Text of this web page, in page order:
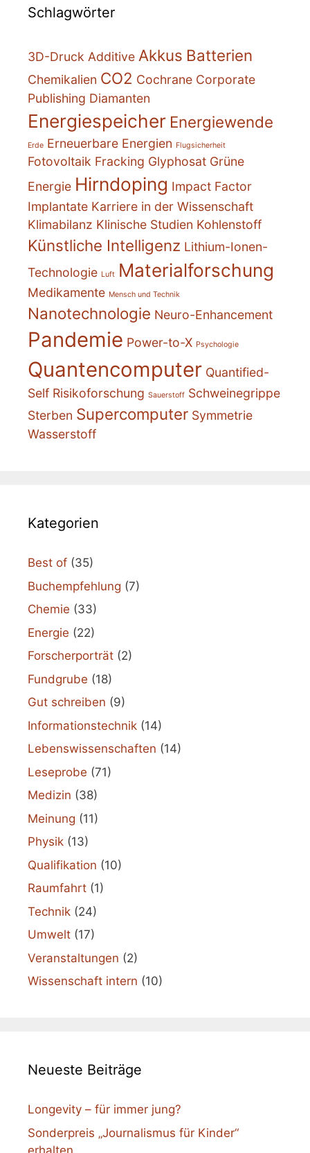
Schlagwörter
3D-Druck Additive Akkus Batterien
Chemikalien CO2 Cochrane Corporate
Publishing Diamanten
Energiespeicher Energiewende
Erde Erneuerbare Energien Flugsicherheit
Fotovoltaik Fracking Glyphosat Grüne
Energie Hirndoping Impact Factor
Implantate Karriere in der Wissenschaft
Klimabilanz Klinische Studien Kohlenstoff
Künstliche Intelligenz Lithium-Ionen-
Technologie Luft Materialforschung
Medikamente Mensch und Technik
Nanotechnologie Neuro-Enhancement
Pandemie Power-to-X Psychologie
Quantencomputer Quantified-
Self Risikoforschung Sauerstoff Schweinegrippe
Sterben Supercomputer Symmetrie
Wasserstoff
Kategorien
Best of (35)
Buchempfehlung (7)
Chemie (33)
Energie (22)
Forscherporträt (2)
Fundgrube (18)
Gut schreiben (9)
Informationstechnik (14)
Lebenswissenschaften (14)
Leseprobe (71)
Medizin (38)
Meinung (11)
Physik (13)
Qualifikation (10)
Raumfahrt (1)
Technik (24)
Umwelt (17)
Veranstaltungen (2)
Wissenschaft intern (10)
Neueste Beiträge
Longevity – für immer jung?
Sonderpreis „Journalismus für Kinder“
erhalten